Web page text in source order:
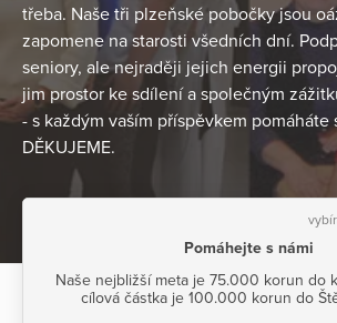
třeba. Naše tři plzeňské pobočky jsou
zapomene na starosti všedních dní.
seniory, ale nejraději jejich energii
jim prostor ke sdílení a společným
- s každým vaším příspěvkem pomáháte
DĚKUJEME.
Pomáhejte s námi
Naše nejbližší meta je 75.000 korun do
cílová částka je 100.000 korun do